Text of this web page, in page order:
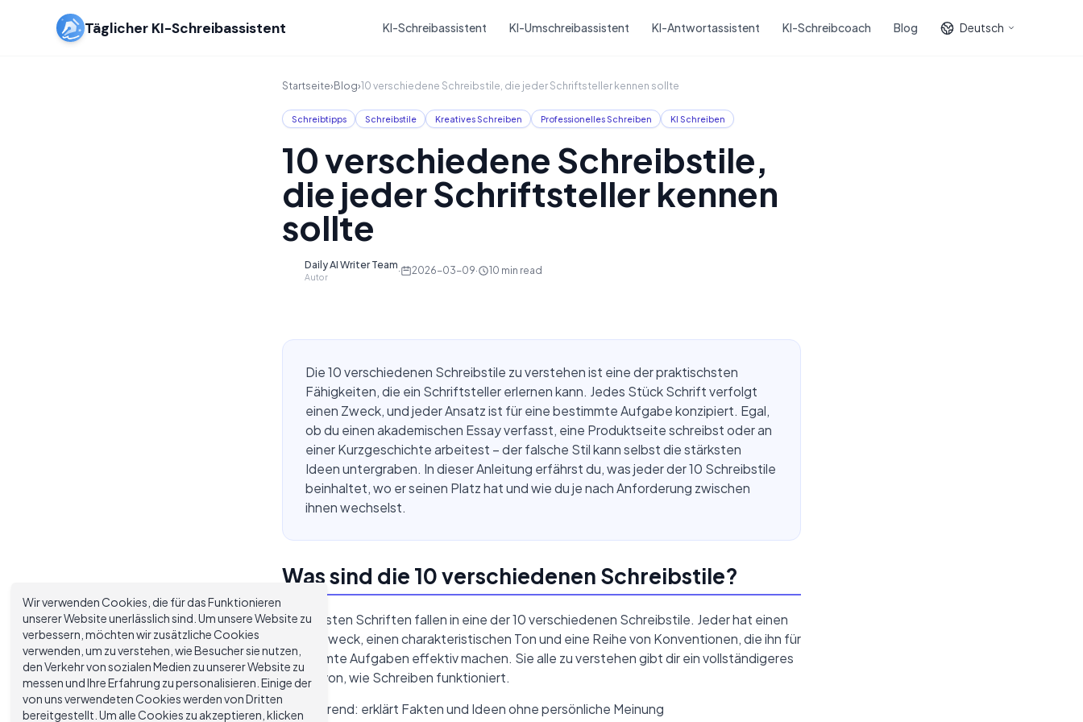
Täglicher KI-Schreibassistent KI-Schreibassistent KI-Umschreibassistent KI-Antwortassistent KI-Schreibcoach Blog Deutsch
Startseite›Blog›10 verschiedene Schreibstile, die jeder Schriftsteller kennen sollte
Schreibtipps Schreibstile Kreatives Schreiben Professionelles Schreiben KI Schreiben
10 verschiedene Schreibstile,
die jeder Schriftsteller kennen
sollte
Daily AI Writer Team
Autor
· 2026-03-09· 10 min read
Die 10 verschiedenen Schreibstile zu verstehen ist eine der praktischsten
Fähigkeiten, die ein Schriftsteller erlernen kann. Jedes Stück Schrift verfolgt
einen Zweck, und jeder Ansatz ist für eine bestimmte Aufgabe konzipiert. Egal,
ob du einen akademischen Essay verfasst, eine Produktseite schreibst oder an
einer Kurzgeschichte arbeitest – der falsche Stil kann selbst die stärksten
Ideen untergraben. In dieser Anleitung erfährst du, was jeder der 10 Schreibstile
beinhaltet, wo er seinen Platz hat und wie du je nach Anforderung zwischen
ihnen wechselst.
Was sind die 10 verschiedenen Schreibstile?
Die meisten Schriften fallen in eine der 10 verschiedenen Schreibstile. Jeder hat einen
klaren Zweck, einen charakteristischen Ton und eine Reihe von Konventionen, die ihn für
bestimmte Aufgaben effektiv machen. Sie alle zu verstehen gibt dir ein vollständigeres
Bild davon, wie Schreiben funktioniert.
Erklärend: erklärt Fakten und Ideen ohne persönliche Meinung
Wir verwenden Cookies, die für das Funktionieren
unserer Website unerlässlich sind. Um unsere Website zu
verbessern, möchten wir zusätzliche Cookies
verwenden, um zu verstehen, wie Besucher sie nutzen,
den Verkehr von sozialen Medien zu unserer Website zu
messen und Ihre Erfahrung zu personalisieren. Einige der
von uns verwendeten Cookies werden von Dritten
bereitgestellt. Um alle Cookies zu akzeptieren, klicken